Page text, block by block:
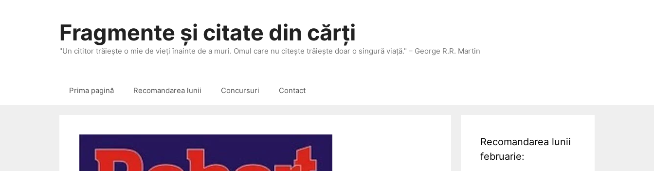
Fragmente și citate din cărți
"Un cititor trăieşte o mie de vieţi înainte de a muri. Omul care nu citeşte trăieşte doar o singură viaţă." – George R.R. Martin
Prima pagină Recomandarea lunii Concursuri Contact
Recomandarea lunii
februarie: